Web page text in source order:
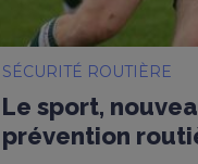
SÉCURITÉ ROUTIÈRE
Le sport,
prévention